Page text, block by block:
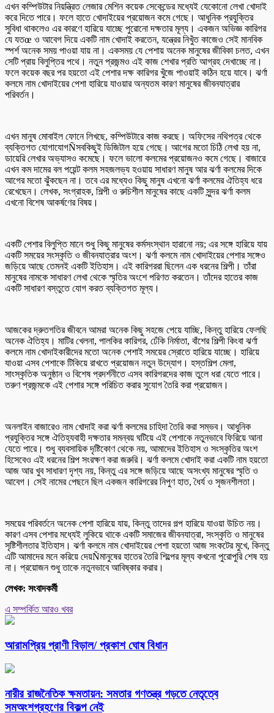
এখন কম্পিউটার নিয়ন্ত্রিত লেজার মেশিন কয়েক সেকেন্ডের মধ্যেই যেকোনো লেখা খোদাই
করে দিতে পারে। ফলে হাতে খোদাইয়ের প্রয়োজন কমে গেছে। আধুনিক প্রযুক্তির
সুবিধা থাকলেও এর কারণে হারিয়ে যাচ্ছে পুরোনো দক্ষতার মূল্য। একজন অভিজ্ঞ কারিগর
যে যতœ ও আবেগ দিয়ে একটি নাম খোদাই করতেন, যন্ত্রের নিখুঁত কাজেও সেই মানবিক
স্পর্শ অনেক সময় পাওয়া যায় না। একসময় যে পেশায় অনেক মানুষের জীবিকা চলত, এখন
সেটি প্রায় বিলুপ্তির পথে। নতুন প্রজন্মও এই কাজ শেখার প্রতি আগ্রহ দেখাচ্ছে না।
ফলে কয়েক বছর পর হয়তো এই পেশার দক্ষ কারিগর খুঁজে পাওয়াই কঠিন হয়ে যাবে। ঝর্ণা
কলমে নাম খোদাইয়ের পেশা হারিয়ে যাওয়ার অন্যতম কারণ মানুষের জীবনযাত্রার
পরিবর্তন।
এখন মানুষ মোবাইল ফোনে লিখছে, কম্পিউটারে কাজ করছে। অফিসের নথিপত্র থেকে
ব্যক্তিগত যোগাযোগÑসবকিছুই ডিজিটাল হয়ে গেছে। আগের মতো চিঠি লেখা হয় না,
ডায়েরি লেখার অভ্যাসও কমেছে। ফলে ভালো কলমের প্রয়োজনও কমে গেছে। বাজারে
এখন কম দামের বল পয়েন্ট কলম সহজলভ্য হওয়ায় সাধারণ মানুষ আর ঝর্ণা কলমের দিকে
আগের মতো ঝুঁকছেন না। তবে এর মধ্যেও কিছু মানুষ এখনো ঝর্ণা কলমের ঐতিহ্য ধরে
রেখেছেন। লেখক, সংগ্রাহক, শিল্পী ও রুচিশীল মানুষের কাছে একটি সুন্দর ঝর্ণা কলম
এখনো বিশেষ আকর্ষণের বিষয়।
একটি পেশার বিলুপ্তি মানে শুধু কিছু মানুষের কর্মসংস্থান হারানো নয়; এর সঙ্গে হারিয়ে যায়
একটি সময়ের সংস্কৃতি ও জীবনযাত্রার অংশ। ঝর্ণা কলমে নাম খোদাইয়ের পেশার সঙ্গেও
জড়িয়ে আছে তেমনই একটি ইতিহাস। এই কারিগররা ছিলেন এক ধরনের শিল্পী। তাঁরা
মানুষের নামকে সাধারণ লেখা থেকে স্মৃতির অংশে পরিণত করতেন। তাঁদের হাতের কাজ
একটি সাধারণ বস্তুতে যোগ করত ব্যক্তিগত মূল্য।
আজকের দ্রুতগতির জীবনে আমরা অনেক কিছু সহজে পেয়ে যাচ্ছি, কিন্তু হারিয়ে ফেলছি
অনেক ঐতিহ্য। মাটির খেলনা, পালকির কারিগর, ঢেঁকি নির্মাতা, বাঁশের শিল্পী কিংবা ঝর্ণা
কলমে নাম খোদাইকারীদের মতো অনেক পেশাই সময়ের স্রোতে হারিয়ে যাচ্ছে। হারিয়ে
যাওয়া এসব পেশাকে টিকিয়ে রাখতে প্রয়োজন নতুন উদ্যোগ। হস্তশিল্প মেলা,
সাংস্কৃতিক অনুষ্ঠান ও বিশেষ প্রদর্শনীতে এসব কারিগরদের কাজ তুলে ধরা যেতে পারে।
তরুণ প্রজন্মকে এই পেশার সঙ্গে পরিচিত করার সুযোগ তৈরি করা প্রয়োজন।
অনলাইন বাজারেও নাম খোদাই করা ঝর্ণা কলমের চাহিদা তৈরি করা সম্ভব। আধুনিক
প্রযুক্তির সঙ্গে ঐতিহ্যবাহী দক্ষতার সমন্বয় ঘটিয়ে এই পেশাকে নতুনভাবে ফিরিয়ে আনা
যেতে পারে। শুধু ব্যবসায়িক দৃষ্টিকোণ থেকে নয়, আমাদের ইতিহাস ও সংস্কৃতির অংশ
হিসেবেও এই ধরনের শিল্প সংরক্ষণ করা জরুরি। ঝর্ণা কলমে খোদাই করা একটি নাম হয়তো
আজ আর খুব সাধারণ দৃশ্য নয়, কিন্তু এর সঙ্গে জড়িয়ে আছে অসংখ্য মানুষের স্মৃতি ও
আবেগ। সেই নামের পেছনে ছিল একজন কারিগরের নিপুণ হাত, ধৈর্য ও সৃজনশীলতা।
সময়ের পরিবর্তনে অনেক পেশা হারিয়ে যায়, কিন্তু তাদের গল্প হারিয়ে যাওয়া উচিত নয়।
কারণ এসব পেশার মধ্যেই লুকিয়ে থাকে একটি সমাজের জীবনযাত্রা, সংস্কৃতি ও মানুষের
সৃষ্টিশীলতার ইতিহাস। ঝর্ণা কলমে নাম খোদাইয়ের পেশা হয়তো আজ সংকটের মুখে, কিন্তু
এটি আমাদের মনে করিয়ে দেয়Ñমানুষের হাতের তৈরি শিল্পের মূল্য কখনো পুরোপুরি শেষ হয়
না। প্রয়োজন শুধু তাকে নতুনভাবে আবিষ্কার করার।
লেখক: সংবাদকর্মী
এ সম্পর্কিত আরও খবর
আরামপ্রিয় প্রাণী বিড়াল/ প্রকাশ ঘোষ বিধান
নারীর রাজনৈতিক ক্ষমতায়ন: সমতার গণতন্ত্র গড়তে নেতৃত্বে
সমঅংশগ্রহণের বিকল্প নেই